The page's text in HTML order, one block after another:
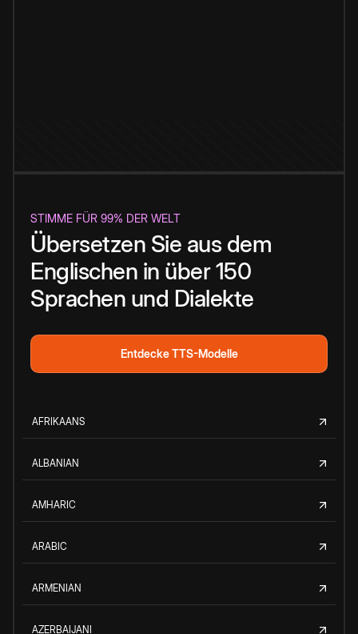
STIMME FÜR 99% DER WELT
Übersetzen Sie aus dem
Englischen in über 150
Sprachen und Dialekte
Entdecke TTS-Modelle
AFRIKAANS
ALBANIAN
AMHARIC
ARABIC
ARMENIAN
AZERBAIJANI